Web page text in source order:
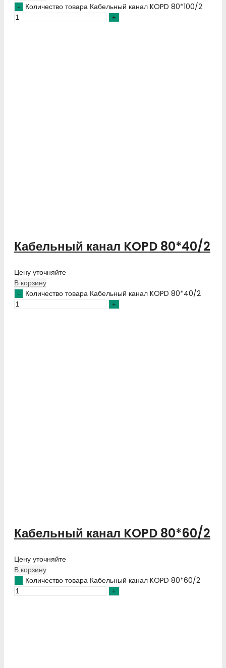
Количество товара Кабельный канал KOPD 80*100/2
Кабельный канал KOPD 80*40/2
Цену уточняйте
В корзину
Количество товара Кабельный канал KOPD 80*40/2
Кабельный канал KOPD 80*60/2
Цену уточняйте
В корзину
Количество товара Кабельный канал KOPD 80*60/2